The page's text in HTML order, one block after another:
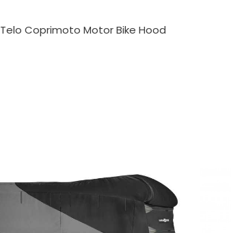
Telo Coprimoto Motor Bike Hood